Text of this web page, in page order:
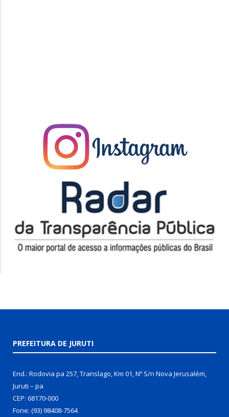
PREFEITURA DE JURUTI
End.: Rodovia pa 257, Translago, Km 01, Nº S/n Nova Jerusalém,
Juruti – pa
CEP: 68170-000
Fone: (93) 98408-7564